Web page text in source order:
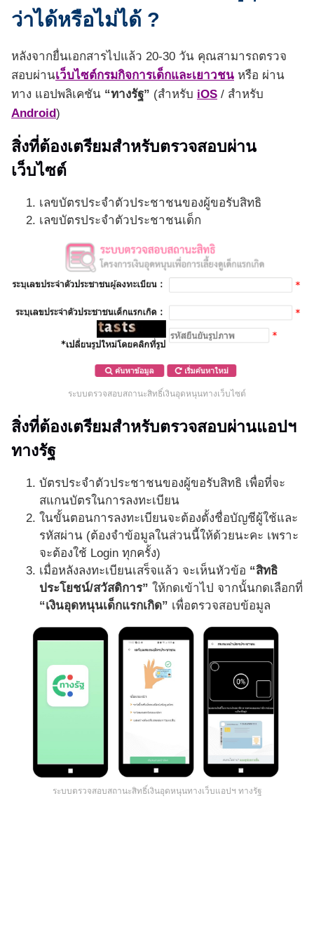
ว่าได้หรือไม่ได้ ?
หลังจากยื่นเอกสารไปแล้ว 20-30 วัน คุณสามารถตรวจ
สอบผ่านเว็บไซต์กรมกิจการเด็กและเยาวชน หรือ ผ่าน
ทาง แอปพลิเคชัน “ทางรัฐ” (สำหรับ iOS / สำหรับ
Android)
สิ่งที่ต้องเตรียมสำหรับตรวจสอบผ่าน
เว็บไซต์
เลขบัตรประจำตัวประชาชนของผู้ขอรับสิทธิ
เลขบัตรประจำตัวประชาชนเด็ก
ระบบตรวจสอบสถานะสิทธิ์เงินอุดหนุนทางเว็บไซต์
สิ่งที่ต้องเตรียมสำหรับตรวจสอบผ่านแอปฯ
ทางรัฐ
บัตรประจำตัวประชาชนของผู้ขอรับสิทธิ เพื่อที่จะ
สแกนบัตรในการลงทะเบียน
ในขั้นตอนการลงทะเบียนจะต้องตั้งชื่อบัญชีผู้ใช้และ
รหัสผ่าน (ต้องจำข้อมูลในส่วนนี้ให้ด้วยนะคะ เพราะ
จะต้องใช้ Login ทุกครั้ง)
เมื่อหลังลงทะเบียนเสร็จแล้ว จะเห็นหัวข้อ “สิทธิ
ประโยชน์/สวัสดิการ” ให้กดเข้าไป จากนั้นกดเลือกที่
“เงินอุดหนุนเด็กแรกเกิด” เพื่อตรวจสอบข้อมูล
ระบบตรวจสอบสถานะสิทธิ์เงินอุดหนุนทางเว็บแอปฯ ทางรัฐ